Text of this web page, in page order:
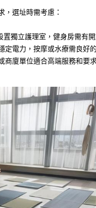
，選址時需考慮：
置獨立護理室，健身房需有開
定電力，按摩或水療需良好
商廈單位適合高端服務和要